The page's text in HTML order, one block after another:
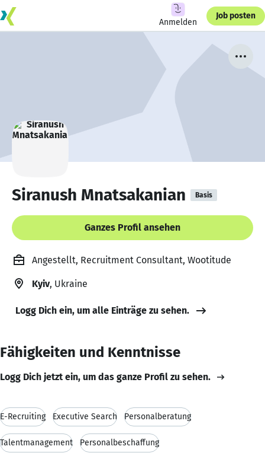
Anmelden
Job posten
Siranush Mnatsakanian Basis
Ganzes Profil ansehen
Angestellt, Recruitment Consultant, Wootitude
Kyiv, Ukraine
Logg Dich ein, um alle Einträge zu sehen.
Fähigkeiten und Kenntnisse
Logg Dich jetzt ein, um das ganze Profil zu sehen.
E-Recruiting Executive Search Personalberatung
Talentmanagement Personalbeschaffung